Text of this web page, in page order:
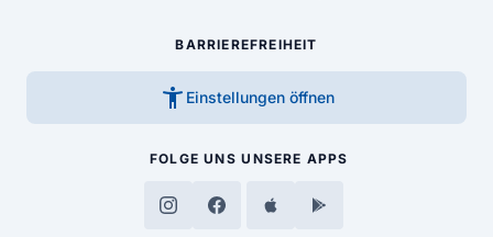
BARRIEREFREIHEIT
accessibility_new Einstellungen öffnen
FOLGE UNS UNSERE APPS